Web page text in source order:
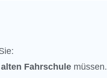
alten Fahrschulemüssen.